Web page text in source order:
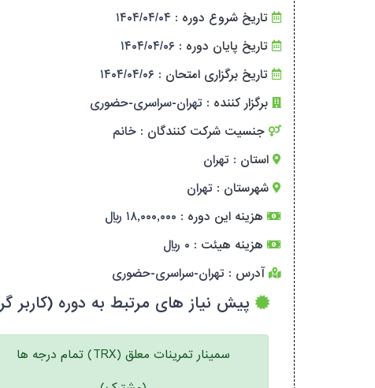
تاریخ شروع دوره : ۱۴۰۴/۰۴/۰۴
تاریخ پایان دوره : ۱۴۰۴/۰۴/۰۶
تاریخ برگزاری امتحان : ۱۴۰۴/۰۴/۰۶
برگزار کننده : تهران-سراسری-حضوری
جنسیت شرکت کنندگان : خانم
استان : تهران
شهرستان : تهران
هزینه این دوره : ۱۸,۰۰۰,۰۰۰ ریال
هزینه هیئت : ۰ ریال
آدرس : تهران-سراسری-حضوری
پیش نیاز های مرتبط به دوره (کاربر
سمینار تمرینات معلق (TRX) تمام درجه ها